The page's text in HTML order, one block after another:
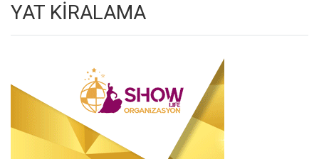
YAT KİRALAMA